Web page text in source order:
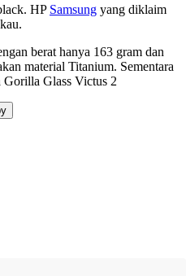
HP Samsung yang diklaim
berat hanya 163 gram dan
material Titanium. Sementara
Glass Victus 2